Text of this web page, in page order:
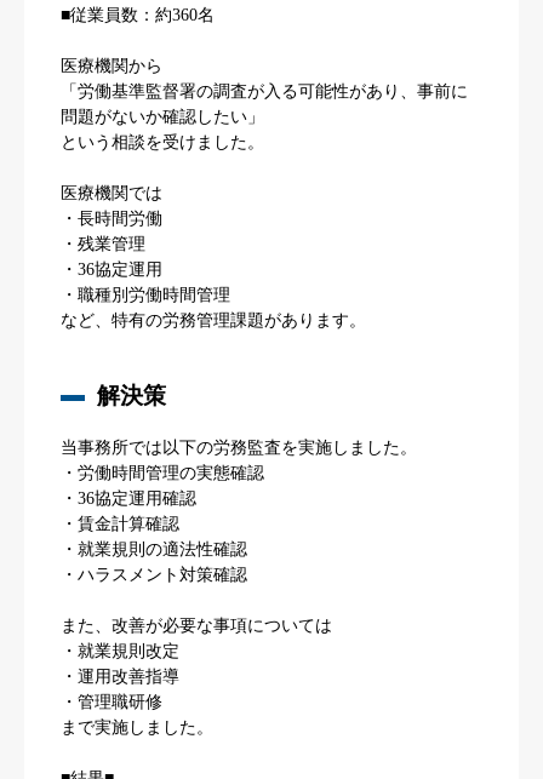
■従業員数：約360名
医療機関から
「労働基準監督署の調査が入る可能性があり、事前に
問題がないか確認したい」
という相談を受けました。
医療機関では
・長時間労働
・残業管理
・36協定運用
・職種別労働時間管理
など、特有の労務管理課題があります。
解決策
当事務所では以下の労務監査を実施しました。
・労働時間管理の実態確認
・36協定運用確認
・賃金計算確認
・就業規則の適法性確認
・ハラスメント対策確認
また、改善が必要な事項については
・就業規則改定
・運用改善指導
・管理職研修
まで実施しました。